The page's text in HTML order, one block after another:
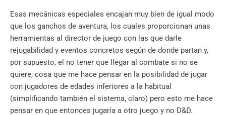
Esas mecánicas especiales encajan muy bien de igual modo
que los ganchos de aventura, los cuales proporcionan unas
herramientas al director de juego con las que darle
rejugabilidad y eventos concretos según de donde partan y,
por supuesto, el no tener que llegar al combate si no se
quiere, cosa que me hace pensar en la posibilidad de jugar
con jugadores de edades inferiores a la habitual
(simplificando también el sistema, claro) pero esto me hace
pensar en que entonces jugaría a otro juego y no D&D.